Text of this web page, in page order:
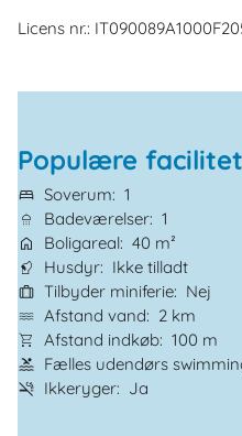
Licens nr.:
Populære
Soverum
1
Badeværelser 1
Boligareal 40 m²
Husdyr
Ikke tilladt
Tilbyder miniferie
Nej
Afstand vand
2 km
Afstand indkøb 100 m
Fælles udendørs
Ikkeryger
Ja